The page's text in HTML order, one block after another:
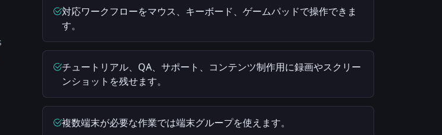
対応ワークフローをマウス、キーボード、ゲームパッドで操作できま
す。
チュートリアル、QA、サポート、コンテンツ制作用に録画やスクリー
ンショットを残せます。
複数端末が必要な作業では端末グループを使えます。